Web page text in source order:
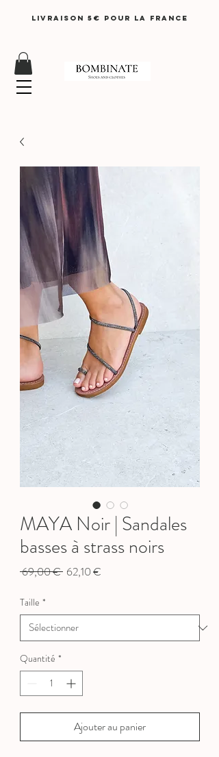
LIVRAISON 5€ pour lA FRANCE
MAYA Noir | Sandales
basses à strass noirs
69,00 € Prix
62,10 €
Taille *
Quantité *
Ajouter au panier